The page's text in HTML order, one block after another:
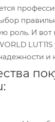
роль. И вот
и